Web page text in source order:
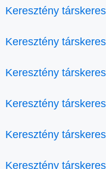
Keresztény
Keresztény
Keresztény
Keresztény
Keresztény
Keresztény